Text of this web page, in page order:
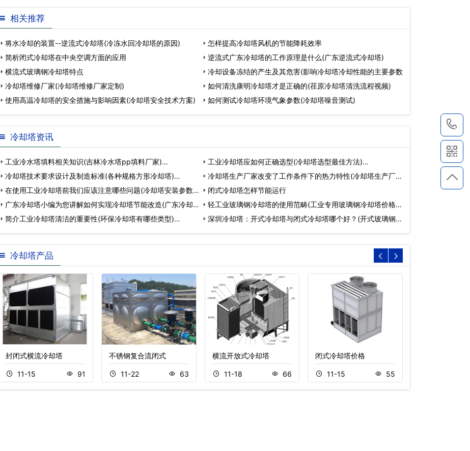
相关推荐
将水冷却的装置--逆流式冷却塔(冷冻水回冷却塔的原因)
怎样提高冷却塔风机的节能降耗效率
简析闭式冷却塔在中央空调方面的应用
逆流式广东冷却塔的工作原理是什么(广东逆流式冷却塔)
横流式玻璃钢冷却塔特点
冷却设备冻结的产生及其危害(影响冷却塔冷却性能的主要参数
冷却塔维修厂家(冷却塔维修厂家定制)
如何清洗康明冷却塔才是正确的(荏原冷却塔清洗流程视频)
使用高温冷却塔的安全措施与影响因素(冷却塔安全技术方案)
如何测试冷却塔环境气象参数(冷却塔噪音测试)
冷却塔资讯
工业冷水塔填料相关知识(吉林冷水塔pp填料厂家)…
工业冷却塔应如何正确选型(冷却塔选型最佳方法)…
冷却塔技术要求设计及制造标准(各种规格方形冷却塔)…
冷却塔生产厂家改变了工作条件下的热力特性(冷却塔生产厂
家…
在使用工业冷却塔前我们应该注意哪些问题(冷却塔安装参数)
…
闭式冷却塔怎样节能运行
广东冷却塔小编为您讲解如何实现冷却塔节能改造(广东冷却
塔…
轻工业玻璃钢冷却塔的使用范畴(工业专用玻璃钢冷却塔价格
比…
简介工业冷却塔清洁的重要性(环保冷却塔有哪些类型)…
深圳冷却塔：开式冷却塔与闭式冷却塔哪个好？(开式玻璃钢冷
却塔…
冷却塔产品
封闭式横流冷却塔
11-15 91
不锈钢复合流闭式
11-22 63
横流开放式冷却塔
11-18 66
闭式冷却塔价格
11-15 55